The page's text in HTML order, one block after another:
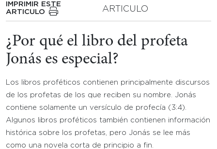
IMPRIMIR ESTE
ARTICULO
ARTICULO
¿Por qué el libro del profeta
Jonás es especial?
Los libros proféticos contienen principalmente discursos
de los profetas de los que reciben su nombre. Jonás
contiene solamente un versículo de profecía (3:4).
Algunos libros proféticos también contienen información
histórica sobre los profetas, pero Jonás se lee más
como una novela corta de principio a fin.